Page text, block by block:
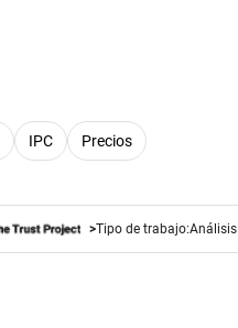
IPC Precios
Tipo de trabajo:Análisis